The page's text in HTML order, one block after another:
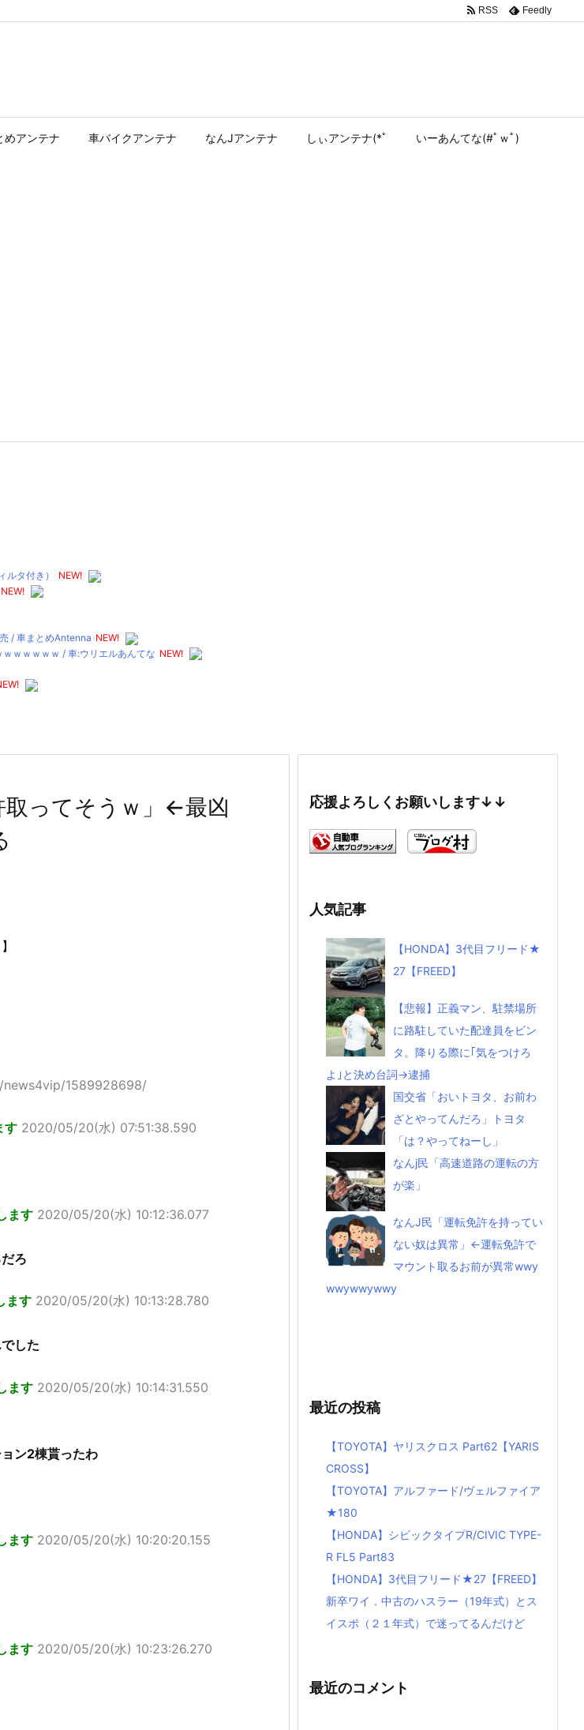
めアンテナ 車バイクアンテナ なんJアンテナ しぃアンテナ(*ﾟ いーあんてな(#ﾟｗﾟ)
RSS Feedly
タ付き）
NEW!
NEW!
/ 車まとめAntenna NEW!
ｗｗｗｗｗ / 車:ウリエルあんてな NEW!
取ってそうｗ」←最凶
1589928698/
す 2020/05/20(水) 07:51:38.590
ます 2020/05/20(水) 10:12:36.077
ろ
ます 2020/05/20(水) 10:13:28.780
した
ます 2020/05/20(水) 10:14:31.550
ン2棟貰ったわ
ます 2020/05/20(水) 10:20:20.155
ます 2020/05/20(水) 10:23:26.270
応援よろしくお願いします↓↓
人気記事
【HONDA】3代目フリード★
27【FREED】
【悲報】正義マン、駐禁場所
に路駐していた配達員をビン
タ。降りる際に｢気をつけろ
よ｣と決め台詞→逮捕
国交省「おいトヨタ、お前わ
ざとやってんだろ」トヨタ
「は？やってねーし」
なんj民「高速道路の運転の方
が楽」
なんJ民「運転免許を持ってい
ない奴は異常」←運転免許で
マウント取るお前が異常wwy
wwywwywwy
最近の投稿
【TOYOTA】ヤリスクロス Part62【YARIS
CROSS】
【TOYOTA】アルファード/ヴェルファイア
★180
【HONDA】シビックタイプR/CIVIC TYPE-
R FL5 Part83
【HONDA】3代目フリード★27【FREED】
新卒ワイ．中古のハスラー（19年式）とス
イスポ（２１年式）で迷ってるんだけど
最近のコメント